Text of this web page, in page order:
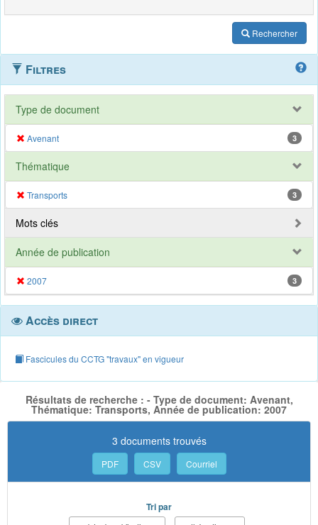
Rechercher
Filtres
Type de document
Avenant 3
Thématique
Transports 3
Mots clés
Année de publication
2007 3
Accès direct
Fascicules du CCTG "travaux" en vigueur
Résultats de recherche : - Type de document: Avenant,
Thématique: Transports, Année de publication: 2007
3 documents trouvés
PDF CSV Courriel
Tri par